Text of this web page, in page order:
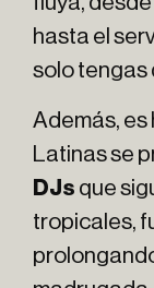
hasta el
solo tengas
Además, es
Latinas se
DJs que
tropicales,